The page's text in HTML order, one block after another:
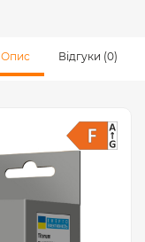
Опис Відгуки (0)